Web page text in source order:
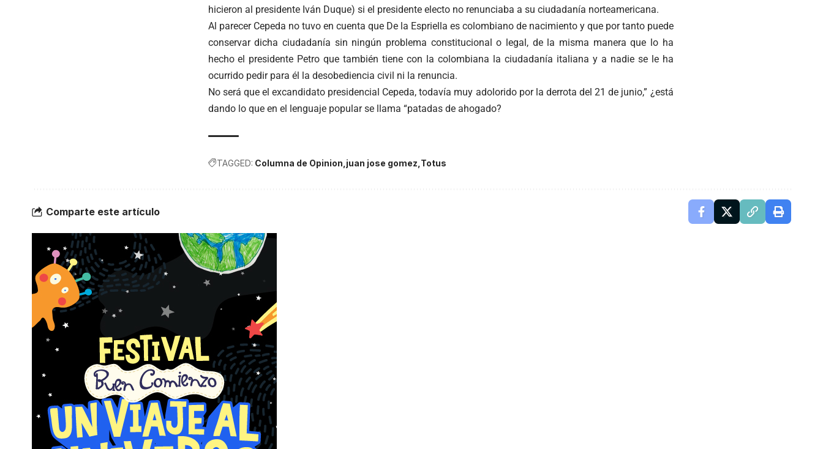
hicieron al presidente Iván Duque) si el presidente electo no renunciaba a su ciudadanía norteamericana.
Al parecer Cepeda no tuvo en cuenta que De la Espriella es colombiano de nacimiento y que por tanto puede
conservar dicha ciudadanía sin ningún problema constitucional o legal, de la misma manera que lo ha
hecho el presidente Petro que también tiene con la colombiana la ciudadanía italiana y a nadie se le ha
ocurrido pedir para él la desobediencia civil ni la renuncia.
No será que el excandidato presidencial Cepeda, todavía muy adolorido por la derrota del 21 de junio,” ¿está
dando lo que en el lenguaje popular se llama “patadas de ahogado?
TAGGED: Columna de Opinion juan jose gomez Totus
Comparte este artículo